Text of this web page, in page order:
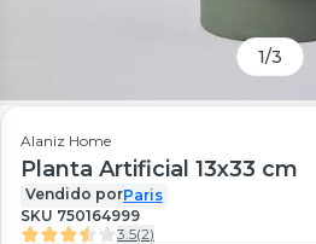
1/3
Alaniz Home
Planta Artificial 13x33 cm
Vendido porParis
SKU 750164999
3.5(2)